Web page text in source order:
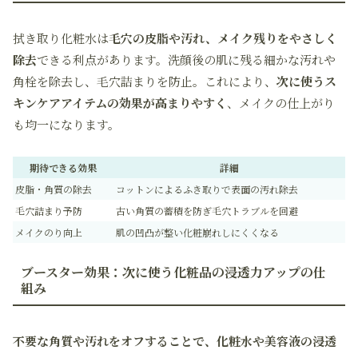
拭き取り化粧水は毛穴の皮脂や汚れ、メイク残りをやさしく
除去できる利点があります。洗顔後の肌に残る細かな汚れや
角栓を除去し、毛穴詰まりを防止。これにより、 次に使うス
キンケアアイテムの効果が高まりやすく 、メイクの仕上がり
も均一になります。
期待できる効果
詳細
皮脂・角質の除去
コットンによるふき取りで表面の汚れ除去
毛穴詰まり予防
古い角質の蓄積を防ぎ毛穴トラブルを回避
メイクのり向上
肌の凹凸が整い化粧崩れしにくくなる
ブースター効果：次に使う化粧品の浸透力アップの仕
組み
不要な角質や汚れをオフすることで、化粧水や美容液の浸透